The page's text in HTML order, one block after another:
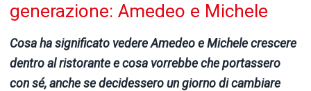
generazione: Amedeo e Michele
Cosa ha significato vedere Amedeo e Michele crescere
dentro al ristorante e cosa vorrebbe che portassero
con sé, anche se decidessero un giorno di cambiare